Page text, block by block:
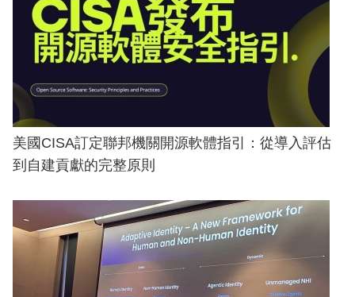
美國CISA訂定聯邦機關開源軟體指引：從導入評估
到自建貢獻的完整原則